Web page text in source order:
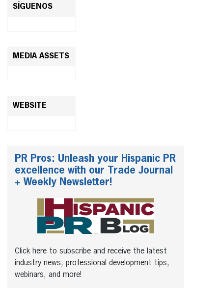
SÍGUENOS
MEDIA ASSETS
WEBSITE
PR Pros: Unleash your Hispanic PR
excellence with our Trade Journal
+ Weekly Newsletter!
Click here to subscribe and receive the latest
industry news, professional development tips,
webinars, and more!